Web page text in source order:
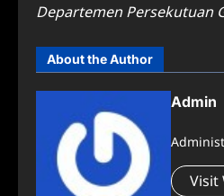
Departemen Persekutuan
About the Author
Admin
Visit